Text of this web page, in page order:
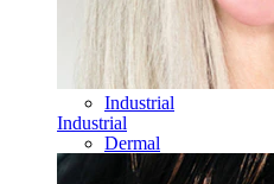
Industrial
Labbro
Capezzolo
Industrial
Dermal